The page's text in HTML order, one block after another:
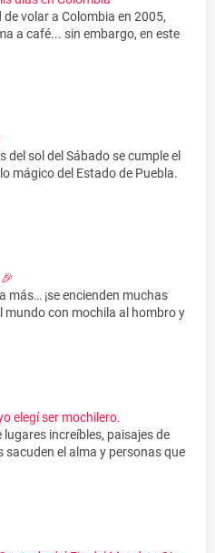
volar a Colombia en 2005,
a café... sin embargo, en este
del sol del Sábado se cumple el
mágico del Estado de Puebla.
más… ¡se encienden muchas
mundo con mochila al hombro y
elegí ser mochilero.
increíbles, paisajes de
el alma y personas que